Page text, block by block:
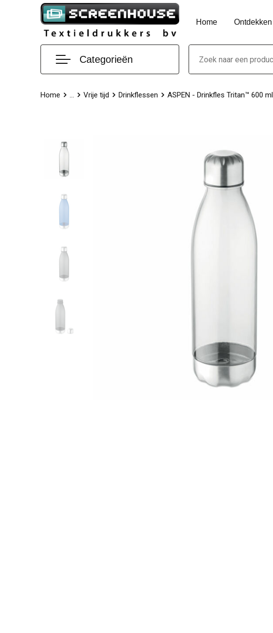
Home Ontdekken
Categorieën
Home ... Vrije tijd Drinkflessen ASPEN - Drinkfles Tritan™ 600 ml